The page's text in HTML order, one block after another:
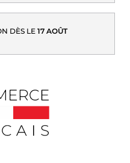
DÈS LE17 AOÛT